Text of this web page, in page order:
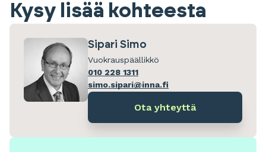
Kysy lisää kohteesta
Sipari Simo
Vuokrauspäällikkö
010 228 1311
simo.sipari@inna.fi
Ota yhteyttä